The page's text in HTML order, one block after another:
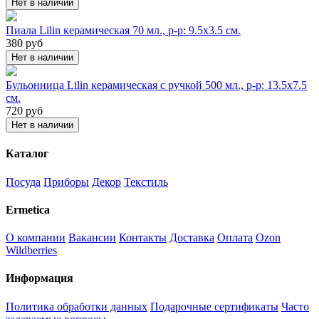
Нет в наличии
Пиала Lilin керамическая 70 мл., р-р: 9.5х3.5 см.
380 руб
Нет в наличии
Бульонница Lilin керамическая с ручкой 500 мл., р-р: 13.5х7.5
см.
720 руб
Нет в наличии
Каталог
Посуда Приборы Декор Текстиль
Ermetica
О компании Вакансии Контакты Доставка Оплата Ozon
Wildberries
Информация
Политика обработки данных Подарочные сертификаты Часто